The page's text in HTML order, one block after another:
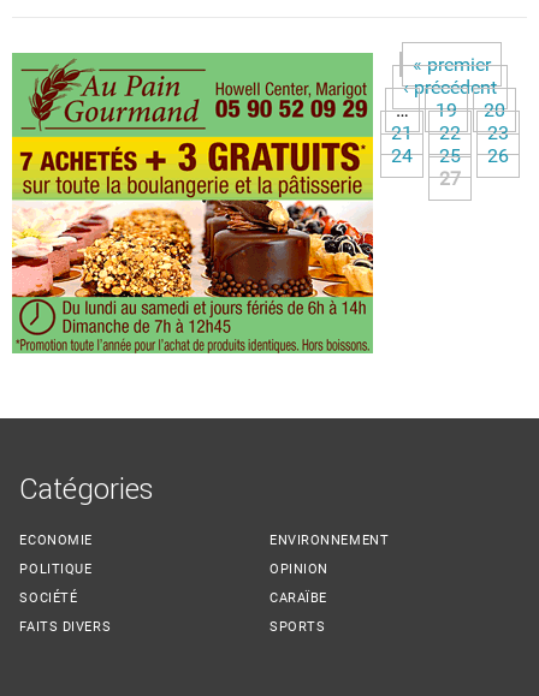
Pages
« premier
‹ précédent
…
19
20
21
22
23
24
25
26
27
Catégories
ECONOMIE
POLITIQUE
SOCIÉTÉ
FAITS DIVERS
ENVIRONNEMENT
OPINION
CARAÏBE
SPORTS